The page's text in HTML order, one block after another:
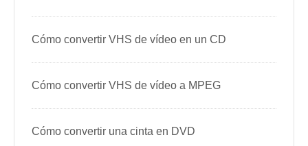
Cómo convertir VHS de vídeo en un CD
Cómo convertir VHS de vídeo a MPEG
Cómo convertir una cinta en DVD